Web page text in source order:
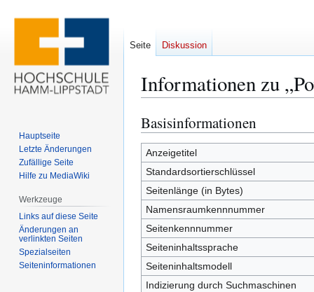
Informationen zu
Zur
Navigation
springen
Zur
Suche
springen
Basisinformationen
Anzeigetitel
Standardsortierschlüssel
Seitenlänge (in Bytes)
Namensraumkennnummer
Seitenkennnummer
Seiteninhaltssprache
Seiteninhaltsmodell
Indizierung durch Suchmaschinen
Seite Diskussion
Hauptseite
Letzte Änderungen
Zufällige Seite
Hilfe zu MediaWiki
Werkzeuge
Links auf diese Seite
Änderungen an
verlinkten Seiten
Spezialseiten
Seiten­­informationen